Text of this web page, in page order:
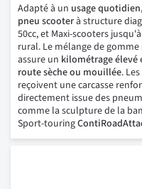
Adapté à un usage quotidien
pneu scooterà structure
50cc, et Maxi-scooters
rural. Le mélange de
assure un kilométrage élevé
route sèche ou mouillée.
reçoivent une carcasse
directement issue des
comme la sculpture de la
Sport-touring